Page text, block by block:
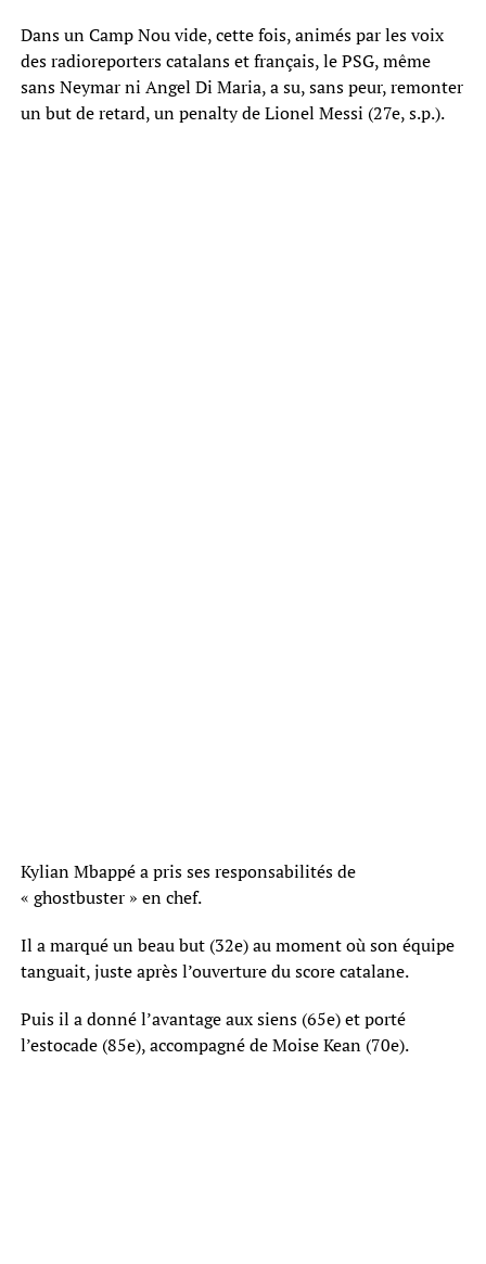
Dans un Camp Nou vide, cette fois, animés par les voix
des radioreporters catalans et français, le PSG, même
sans Neymar ni Angel Di Maria, a su, sans peur, remonter
un but de retard, un penalty de Lionel Messi (27e, s.p.).
Kylian Mbappé a pris ses responsabilités de
« ghostbuster » en chef.
Il a marqué un beau but (32e) au moment où son équipe
tanguait, juste après l’ouverture du score catalane.
Puis il a donné l’avantage aux siens (65e) et porté
l’estocade (85e), accompagné de Moise Kean (70e).